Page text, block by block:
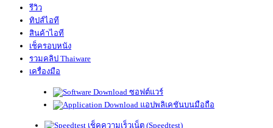
รีวิว
ทิปส์ไอที
สินค้าไอที
เช็ครอบหนัง
รวมคลิป Thaiware
เครื่องมือ
ซอฟต์แวร์
แอปพลิเคชันบนมือถือ
เช็คความเร็วเน็ต (Speedtest)